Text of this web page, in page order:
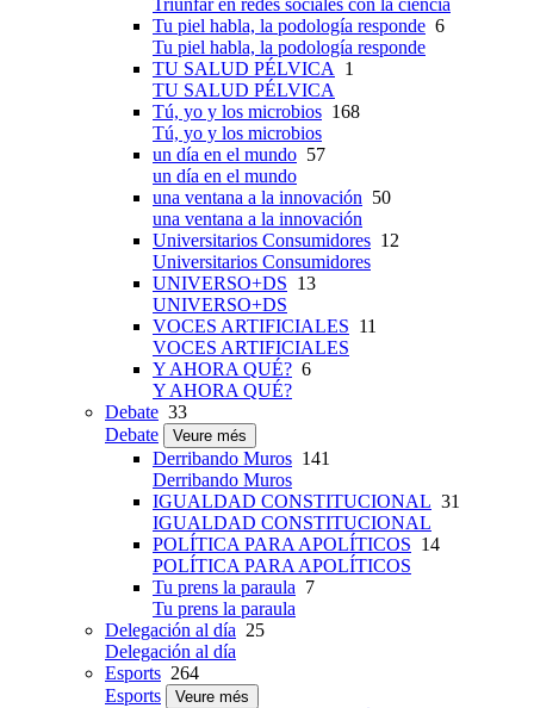
Triunfar en redes sociales con la ciencia
Tu piel habla, la podología responde 6
Tu piel habla, la podología responde
TU SALUD PÉLVICA
1
TU SALUD PÉLVICA
Tú, yo y los microbios 168
Tú, yo y los microbios
un día en el mundo 57
un día en el mundo
una ventana a la innovación 50
una ventana a la innovación
Universitarios Consumidores 12
Universitarios Consumidores
UNIVERSO+DS 13
UNIVERSO+DS
VOCES ARTIFICIALES 11
VOCES ARTIFICIALES
Y AHORA QUÉ? 6
Y AHORA QUÉ?
Debate 33
Debate
Veure més
Derribando Muros 141
Derribando Muros
IGUALDAD CONSTITUCIONAL 31
IGUALDAD CONSTITUCIONAL
POLÍTICA PARA APOLÍTICOS 14
POLÍTICA PARA APOLÍTICOS
Tu prens la paraula 7
Tu prens la paraula
Delegación al día 25
Delegación al día
Esports 264
Esports
Veure més